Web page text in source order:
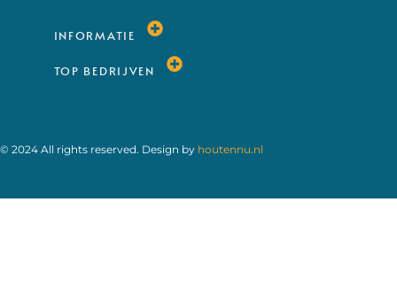
INFORMATIE
TOP BEDRIJVEN
© 2024 All rights reserved. Design by houtennu.nl